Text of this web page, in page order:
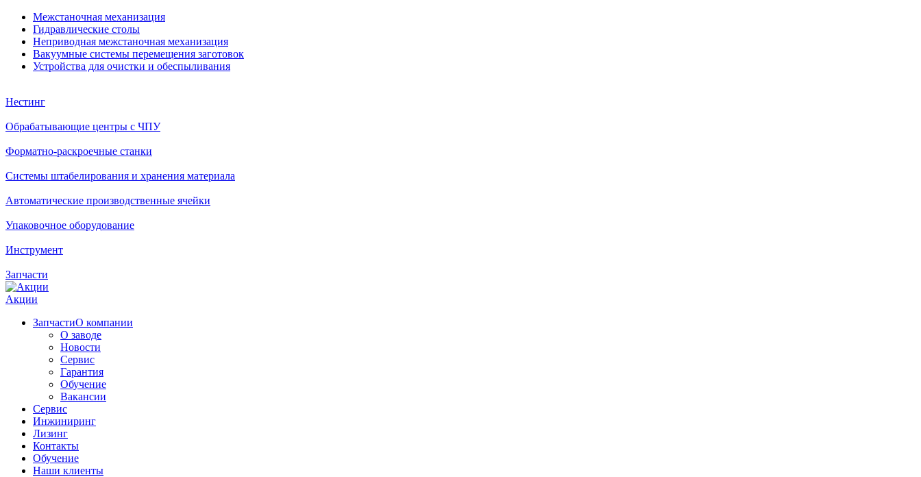
Межстаночная механизация
Гидравлические столы
Неприводная межстаночная механизация
Вакуумные системы перемещения заготовок
Устройства для очистки и обеспыливания
Нестинг
Обрабатывающие центры с ЧПУ
Форматно-раскроечные станки
Системы штабелирования и хранения материала
Автоматические производственные ячейки
Упаковочное оборудование
Инструмент
Запчасти
Акции
ЗапчастиО компании
О заводе
Новости
Сервис
Гарантия
Обучение
Вакансии
Сервис
Инжиниринг
Лизинг
Контакты
Обучение
Наши клиенты